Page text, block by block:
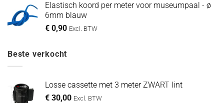
Elastisch koord per meter voor museumpaal - ø
6mm blauw
€ 0,90 Excl. BTW
Beste verkocht
Losse cassette met 3 meter ZWART lint
€ 30,00 Excl. BTW